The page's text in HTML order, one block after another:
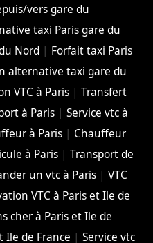
vers gare du
taxi Paris gare du
Nord | Forfait taxi Paris
alternative taxi gare du
VTC à Paris| Transfert
à Paris |Service vtc à
à Paris | Chauffeur
à Paris |Transport de
un vtc à Paris| VTC
VTC à Paris et Ile de
cher à Paris et Ile de
Ile de France |Service vtc